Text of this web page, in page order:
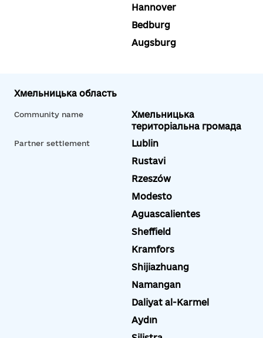
Hannover
Bedburg
Augsburg
Хмельницька область
Community name
Хмельницька
територіальна громада
Partner settlement
Lublin
Rustavi
Rzeszów
Modesto
Aguascalientes
Sheffield
Kramfors
Shijiazhuang
Namangan
Daliyat al-Karmel
Aydın